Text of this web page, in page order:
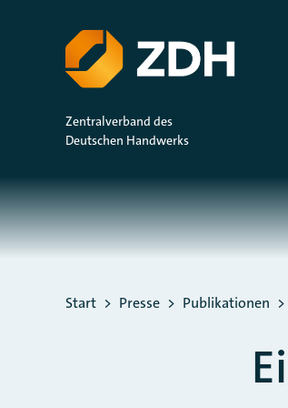
ZUM HAUPTINHALT SPRINGEN
Zentralverband des
Deutschen Handwerks
Sie befinden sich hier:
Start Presse Publikationen